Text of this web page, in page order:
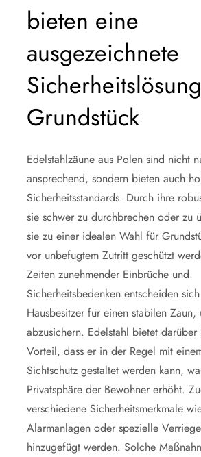
bieten eine
ausgezeichnete
Grundstück
Edelstahlzäune aus Polen sind nicht
ansprechend, sondern bieten auch
Sicherheitsstandards. Durch ihre
sie schwer zu durchbrechen oder zu
sie zu einer idealen Wahl für
vor unbefugtem Zutritt geschützt
Zeiten zunehmender Einbrüche und
Sicherheitsbedenken entscheiden
Hausbesitzer für einen stabilen
abzusichern. Edelstahl bietet darüber
Vorteil, dass er in der Regel mit
Sichtschutz gestaltet werden kann,
Privatsphäre der Bewohner erhöht.
verschiedene Sicherheitsmerkmale
Alarmanlagen oder spezielle
hinzugefügt werden. Solche